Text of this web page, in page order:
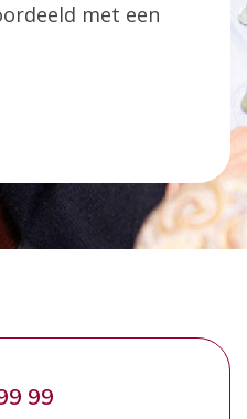
met een
99